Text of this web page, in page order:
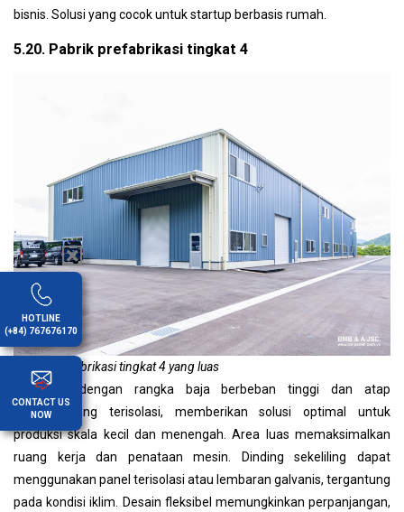
bisnis. Solusi yang cocok untuk startup berbasis rumah.
5.20. Pabrik prefabrikasi tingkat 4
Pabrik prefabrikasi tingkat 4 yang luas
Dibangun dengan rangka baja berbeban tinggi dan atap
bergelombang terisolasi, memberikan solusi optimal untuk
produksi skala kecil dan menengah. Area luas memaksimalkan
ruang kerja dan penataan mesin. Dinding sekeliling dapat
menggunakan panel terisolasi atau lembaran galvanis, tergantung
pada kondisi iklim. Desain fleksibel memungkinkan perpanjangan,
HOTLINE
(+84) 767676170
CONTACT US
NOW